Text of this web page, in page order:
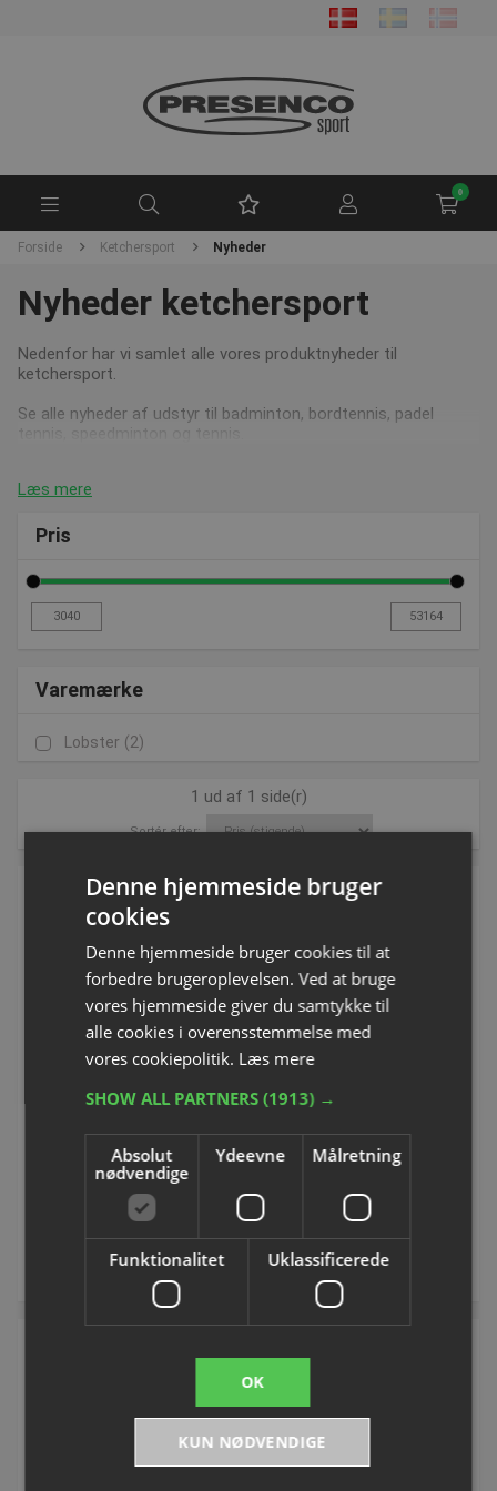
0
Forside Ketchersport Nyheder
Nyheder ketchersport
Nedenfor har vi samlet alle vores produktnyheder til
ketchersport.
Se alle nyheder af udstyr til badminton, bordtennis, padel
Læs mere
Pris
Varemærke
Lobster (2)
1 ud af 1 side(r)
Sortér efter:
NYHED
Varenummer: P930869
DKK 3.040,00
inkl. moms
Køb
VOLUMEVARE
NYHED
Varenummer: P830888
DKK 4.505,00
inkl. moms
Køb
Denne hjemmeside bruger
cookies
Denne hjemmeside bruger cookies til at
forbedre brugeroplevelsen. Ved at bruge
vores hjemmeside giver du samtykke til
alle cookies i overensstemmelse med
vores cookiepolitik. Læs mere
SHOW ALL PARTNERS(1913) →
Absolut
nødvendige
Ydeevne Målretning
Funktionalitet Uklassificerede
OK
KUN NØDVENDIGE